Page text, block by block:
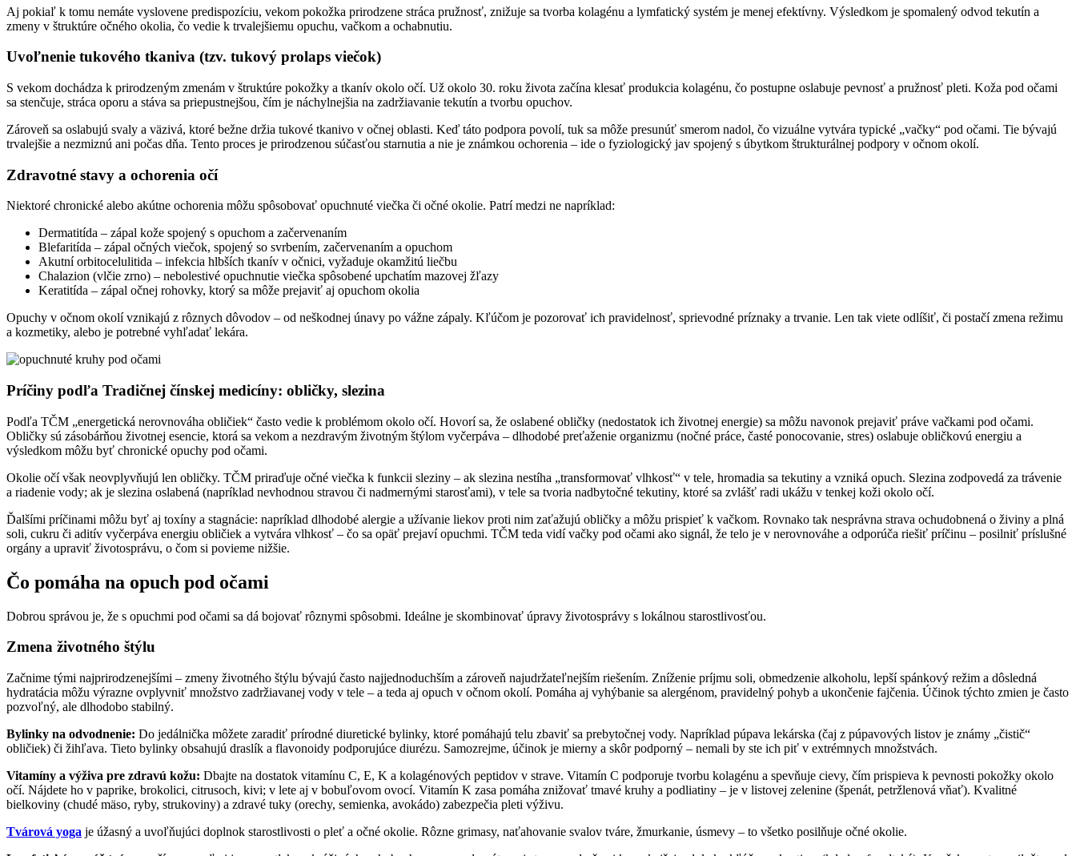
Aj pokiaľ k tomu nemáte vyslovene predispozíciu, vekom pokožka prirodzene stráca pružnosť, znižuje sa tvorba kolagénu a lymfatický systém je menej efektívny. Výsledkom je spomalený odvod tekutín a
zmeny v štruktúre očného okolia, čo vedie k trvalejšiemu opuchu, vačkom a ochabnutiu.
Uvoľnenie tukového tkaniva (tzv. tukový prolaps viečok)
S vekom dochádza k prirodzeným zmenám v štruktúre pokožky a tkanív okolo očí. Už okolo 30. roku života začína klesať produkcia kolagénu, čo postupne oslabuje pevnosť a pružnosť pleti. Koža pod očami
sa stenčuje, stráca oporu a stáva sa priepustnejšou, čím je náchylnejšia na zadržiavanie tekutín a tvorbu opuchov.
Zároveň sa oslabujú svaly a väzivá, ktoré bežne držia tukové tkanivo v očnej oblasti. Keď táto podpora povolí, tuk sa môže presunúť smerom nadol, čo vizuálne vytvára typické „vačky“ pod očami. Tie bývajú
trvalejšie a nezmiznú ani počas dňa. Tento proces je prirodzenou súčasťou starnutia a nie je známkou ochorenia – ide o fyziologický jav spojený s úbytkom štrukturálnej podpory v očnom okolí.
Zdravotné stavy a ochorenia očí
Niektoré chronické alebo akútne ochorenia môžu spôsobovať opuchnuté viečka či očné okolie. Patrí medzi ne napríklad:
Dermatitída – zápal kože spojený s opuchom a začervenaním
Blefaritída – zápal očných viečok, spojený so svrbením, začervenaním a opuchom
Akutní orbitocelulitida – infekcia hlbších tkanív v očnici, vyžaduje okamžitú liečbu
Chalazion (vlčie zrno) – nebolestivé opuchnutie viečka spôsobené upchatím mazovej žľazy
Keratitída – zápal očnej rohovky, ktorý sa môže prejaviť aj opuchom okolia
Opuchy v očnom okolí vznikajú z rôznych dôvodov – od neškodnej únavy po vážne zápaly. Kľúčom je pozorovať ich pravidelnosť, sprievodné príznaky a trvanie. Len tak viete odlíšiť, či postačí zmena režimu
a kozmetiky, alebo je potrebné vyhľadať lekára.
Príčiny podľa Tradičnej čínskej medicíny: obličky, slezina
Podľa TČM „energetická nerovnováha obličiek“ často vedie k problémom okolo očí. Hovorí sa, že oslabené obličky (nedostatok ich životnej energie) sa môžu navonok prejaviť práve vačkami pod očami.
Obličky sú zásobárňou životnej esencie, ktorá sa vekom a nezdravým životným štýlom vyčerpáva – dlhodobé preťaženie organizmu (nočné práce, časté ponocovanie, stres) oslabuje obličkovú energiu a
výsledkom môžu byť chronické opuchy pod očami.
Okolie očí však neovplyvňujú len obličky. TČM priraďuje očné viečka k funkcii sleziny – ak slezina nestíha „transformovať vlhkosť“ v tele, hromadia sa tekutiny a vzniká opuch. Slezina zodpovedá za trávenie
a riadenie vody; ak je slezina oslabená (napríklad nevhodnou stravou či nadmernými starosťami), v tele sa tvoria nadbytočné tekutiny, ktoré sa zvlášť radi ukážu v tenkej koži okolo očí.
Ďalšími príčinami môžu byť aj toxíny a stagnácie: napríklad dlhodobé alergie a užívanie liekov proti nim zaťažujú obličky a môžu prispieť k vačkom. Rovnako tak nesprávna strava ochudobnená o živiny a plná
soli, cukru či aditív vyčerpáva energiu obličiek a vytvára vlhkosť – čo sa opäť prejaví opuchmi. TČM teda vidí vačky pod očami ako signál, že telo je v nerovnováhe a odporúča riešiť príčinu – posilniť príslušné
orgány a upraviť životosprávu, o čom si povieme nižšie.
Čo pomáha na opuch pod očami
Dobrou správou je, že s opuchmi pod očami sa dá bojovať rôznymi spôsobmi. Ideálne je skombinovať úpravy životosprávy s lokálnou starostlivosťou.
Zmena životného štýlu
Začnime tými najprirodzenejšími – zmeny životného štýlu bývajú často najjednoduchším a zároveň najudržateľnejším riešením. Zníženie príjmu soli, obmedzenie alkoholu, lepší spánkový režim a dôsledná
hydratácia môžu výrazne ovplyvniť množstvo zadržiavanej vody v tele – a teda aj opuch v očnom okolí. Pomáha aj vyhýbanie sa alergénom, pravidelný pohyb a ukončenie fajčenia. Účinok týchto zmien je často
pozvoľný, ale dlhodobo stabilný.
Bylinky na odvodnenie: Do jedálnička môžete zaradiť prírodné diuretické bylinky, ktoré pomáhajú telu zbaviť sa prebytočnej vody. Napríklad púpava lekárska (čaj z púpavových listov je známy „čistič“
obličiek) či žihľava. Tieto bylinky obsahujú draslík a flavonoidy podporujúce diurézu. Samozrejme, účinok je mierny a skôr podporný – nemali by ste ich piť v extrémnych množstvách.
Vitamíny a výživa pre zdravú kožu: Dbajte na dostatok vitamínu C, E, K a kolagénových peptidov v strave. Vitamín C podporuje tvorbu kolagénu a spevňuje cievy, čím prispieva k pevnosti pokožky okolo
očí. Nájdete ho v paprike, brokolici, citrusoch, kivi; v lete aj v bobuľovom ovocí. Vitamín K zasa pomáha znižovať tmavé kruhy a podliatiny – je v listovej zelenine (špenát, petržlenová vňať). Kvalitné
bielkoviny (chudé mäso, ryby, strukoviny) a zdravé tuky (orechy, semienka, avokádo) zabezpečia pleti výživu.
Tvárová yoga je úžasný a uvoľňujúci doplnok starostlivosti o pleť a očné okolie. Rôzne grimasy, naťahovanie svalov tváre, žmurkanie, úsmevy – to všetko posilňuje očné okolie.